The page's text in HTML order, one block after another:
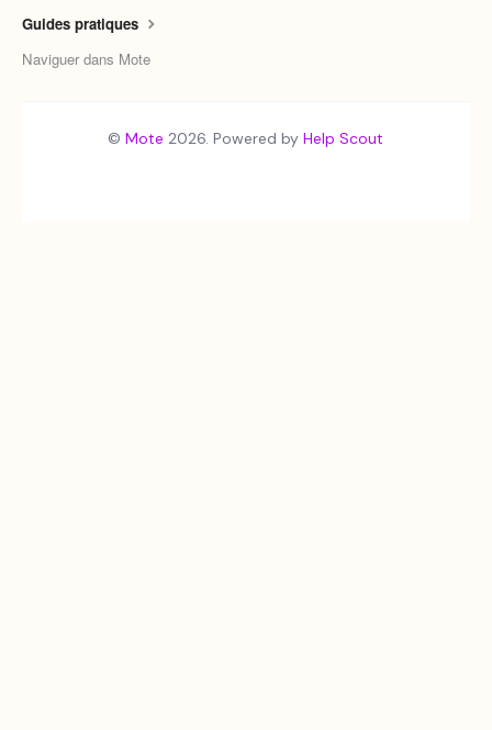
Guides pratiques
Naviguer dans Mote
©Mote 2026.Powered byHelp Scout